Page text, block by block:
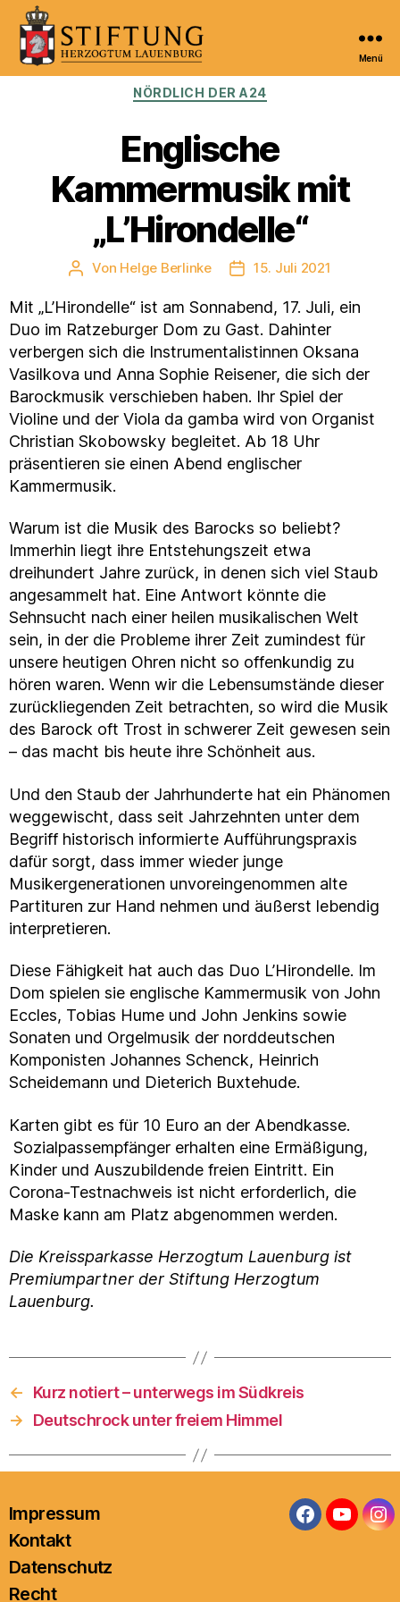
Kulturportal
Menü
Kategorien
NÖRDLICH DER A24
Englische
Kammermusik mit
„L’Hirondelle“
Beitragsautor
Von Helge Berlinke Veröffentlichungsdatum
15. Juli 2021
Mit „L’Hirondelle“ ist am Sonnabend, 17. Juli, ein
Duo im Ratzeburger Dom zu Gast. Dahinter
verbergen sich die Instrumentalistinnen Oksana
Vasilkova und Anna Sophie Reisener, die sich der
Barockmusik verschieben haben. Ihr Spiel der
Violine und der Viola da gamba wird von Organist
Christian Skobowsky begleitet. Ab 18 Uhr
präsentieren sie einen Abend englischer
Kammermusik.
Warum ist die Musik des Barocks so beliebt?
Immerhin liegt ihre Entstehungszeit etwa
dreihundert Jahre zurück, in denen sich viel Staub
angesammelt hat. Eine Antwort könnte die
Sehnsucht nach einer heilen musikalischen Welt
sein, in der die Probleme ihrer Zeit zumindest für
unsere heutigen Ohren nicht so offenkundig zu
hören waren. Wenn wir die Lebensumstände dieser
zurückliegenden Zeit betrachten, so wird die Musik
des Barock oft Trost in schwerer Zeit gewesen sein
– das macht bis heute ihre Schönheit aus.
Und den Staub der Jahrhunderte hat ein Phänomen
weggewischt, dass seit Jahrzehnten unter dem
Begriff historisch informierte Aufführungspraxis
dafür sorgt, dass immer wieder junge
Musikergenerationen unvoreingenommen alte
Partituren zur Hand nehmen und äußerst lebendig
interpretieren.
Diese Fähigkeit hat auch das Duo L’Hirondelle. Im
Dom spielen sie englische Kammermusik von John
Eccles, Tobias Hume und John Jenkins sowie
Sonaten und Orgelmusik der norddeutschen
Komponisten Johannes Schenck, Heinrich
Scheidemann und Dieterich Buxtehude.
Karten gibt es für 10 Euro an der Abendkasse.
Sozialpassempfänger erhalten eine Ermäßigung,
Kinder und Auszubildende freien Eintritt. Ein
Corona-Testnachweis ist nicht erforderlich, die
Maske kann am Platz abgenommen werden.
Die Kreissparkasse Herzogtum Lauenburg ist
Premiumpartner der Stiftung Herzogtum
Lauenburg.
←
Kurz notiert – unterwegs im Südkreis
→
Deutschrock unter freiem Himmel
Impressum
Kontakt
Datenschutz
Recht
Facebook